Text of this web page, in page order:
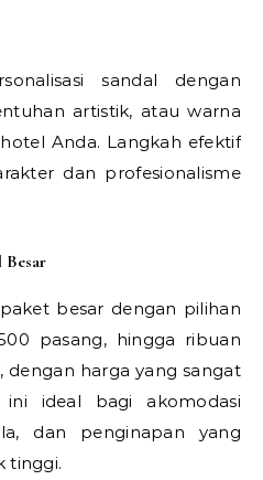
sandal dengan
artistik, atau warna
Anda. Langkah efektif
dan profesionalisme
Besar
besar dengan pilihan
pasang, hingga ribuan
dengan harga yang sangat
ini ideal bagi akomodasi
dan penginapan yang
tinggi.